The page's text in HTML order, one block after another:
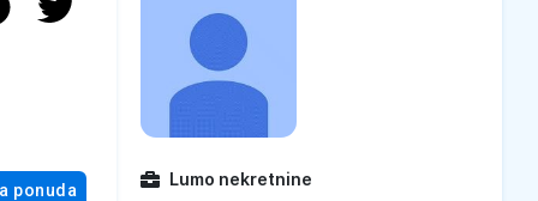
ponuda
Lumo nekretnine